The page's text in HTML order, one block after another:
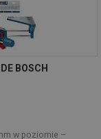
BOSCH
w poziomie –